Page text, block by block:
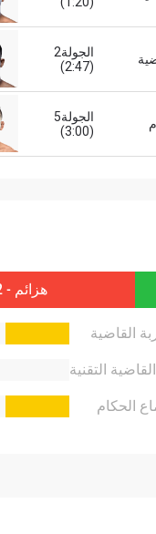
الجولة2
(2:47)
الجولة5
(3:00)
هزائم - 2
القاضية
التقنية
الحكام